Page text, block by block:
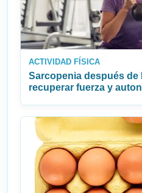
ACTIVIDAD FÍSICA
Sarcopenia después de
recuperar fuerza y